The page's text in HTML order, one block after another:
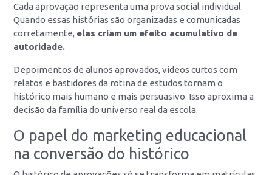
Cada aprovação representa uma prova social individual.
Quando essas histórias são organizadas e comunicadas
corretamente, elas criam um efeito acumulativo de
autoridade.
Depoimentos de alunos aprovados, vídeos curtos com
relatos e bastidores da rotina de estudos tornam o
histórico mais humano e mais persuasivo. Isso aproxima a
decisão da família do universo real da escola.
O papel do marketing educacional
na conversão do histórico